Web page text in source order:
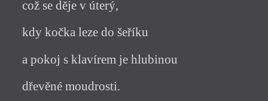
což se děje v úterý,
kdy kočka leze do šeříku
a pokoj s klavírem je hlubinou
dřevěné moudrosti.